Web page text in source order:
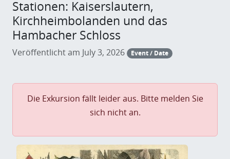
Stationen: Kaiserslautern,
Kirchheimbolanden und das
Hambacher Schloss
Veröffentlicht am July 3, 2026 Event / Date
Die Exkursion fällt leider aus. Bitte melden Sie
sich nicht an.